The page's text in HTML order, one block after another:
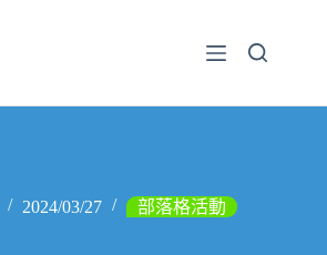
2024/03/27 部落格活動